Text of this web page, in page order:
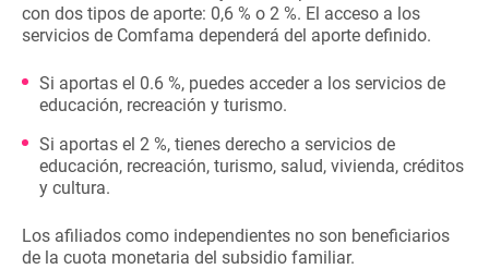
con dos tipos de aporte: 0,6 % o 2 %. El acceso a los
servicios de Comfama dependerá del aporte definido.
Si aportas el 0.6 %, puedes acceder a los servicios de
educación, recreación y turismo.
Si aportas el 2 %, tienes derecho a servicios de
educación, recreación, turismo, salud, vivienda, créditos
y cultura.
Los afiliados como independientes no son beneficiarios
de la cuota monetaria del subsidio familiar.